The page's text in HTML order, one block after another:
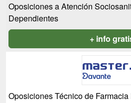
Oposiciones a Atención
Dependientes
+ info
Oposiciones Técnico de